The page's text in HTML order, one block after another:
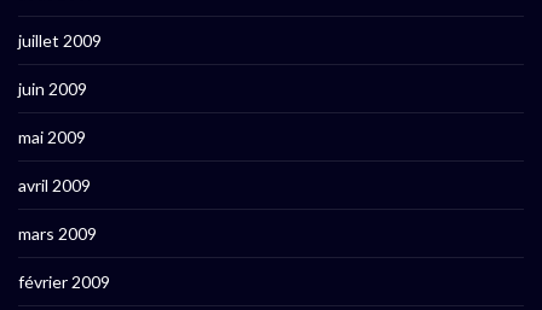
juillet 2009
juin 2009
mai 2009
avril 2009
mars 2009
février 2009